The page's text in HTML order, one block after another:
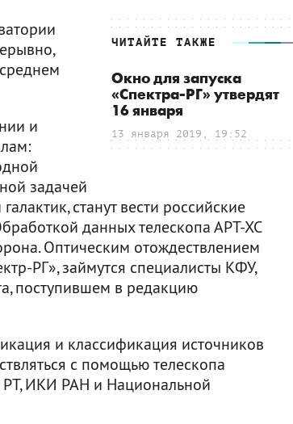
ЧИТАЙТЕ ТАКЖЕ
Окно для запуска
«Спектра-РГ» утвердят
16 января
13 января 2019, 19:52
и
задачей
станут вести российские
данных телескопа АРТ-ХС
Оптическим отождествлением
РГ», займутся специалисты КФУ,
поступившем в редакцию
и классификация источников
с помощью телескопа
РТ, ИКИ РАН и Национальной